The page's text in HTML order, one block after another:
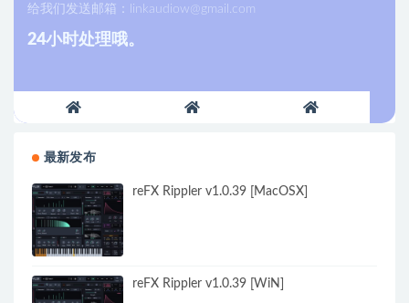
给我们发送邮箱： linkaudiow@gmail.com
24小时处理哦。
最新发布
reFX Rippler v1.0.39 [MacOSX]
reFX Rippler v1.0.39 [WiN]